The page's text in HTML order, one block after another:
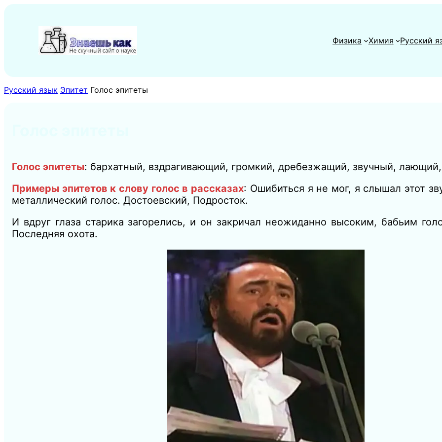
содержимому
Физика
Химия Русский
Русский язык Эпитет Голос эпитеты
Голос эпитеты: бархатный, вздрагивающий, громкий, дребезжащий, звучный, лающий,
Примеры эпитетов к слову голос в рассказах: Ошибиться я не мог, я слышал этот
металлический голос. Достоевский, Подросток.
И вдруг глаза старика загорелись, и он закричал неожиданно высоким, бабьим
Последняя охота.